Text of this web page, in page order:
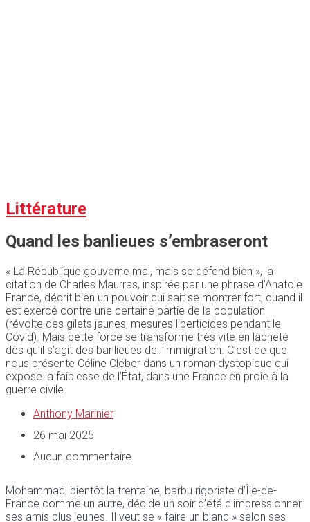
Littérature
Quand les banlieues s’embraseront
« La République gouverne mal, mais se défend bien », la
citation de Charles Maurras, inspirée par une phrase d’Anatole
France, décrit bien un pouvoir qui sait se montrer fort, quand il
est exercé contre une certaine partie de la population
(révolte des gilets jaunes, mesures liberticides pendant le
Covid). Mais cette force se transforme très vite en lâcheté
dès qu’il s’agit des banlieues de l’immigration. C’est ce que
nous présente Céline Cléber dans un roman dystopique qui
expose la faiblesse de l’État, dans une France en proie à la
guerre civile.
Anthony Marinier
26 mai 2025
Aucun commentaire
Mohammad, bientôt la trentaine, barbu rigoriste d’Île-de-
France comme un autre, décide un soir d’été d’impressionner
ses amis plus jeunes. Il veut se « faire un blanc » selon ses